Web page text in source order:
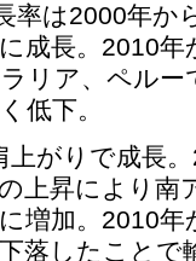
率は2000年か
成長。2010
リア、ペルー
低下。
がりで成長
上昇により南
増加。2010
落したことで